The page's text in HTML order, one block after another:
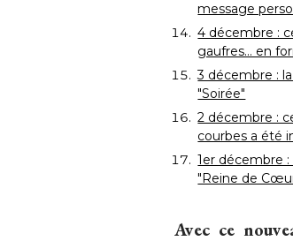
message
4 décembre :
gaufres... en
3 décembre :
"Soirée"
2 décembre :
courbes a été
1er décembre
"Reine de
Avec ce